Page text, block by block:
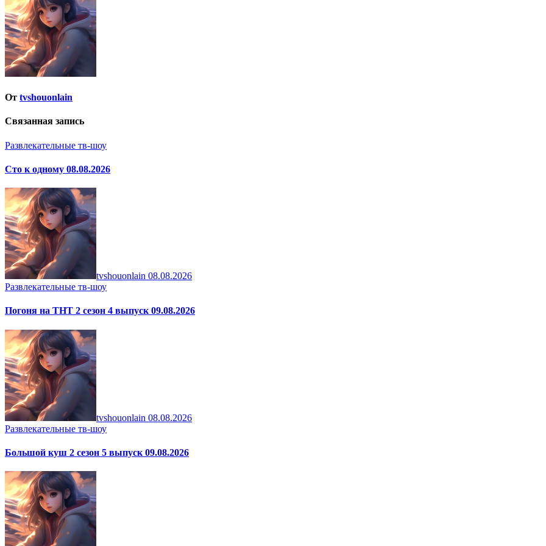
записям
От tvshouonlain
Связанная запись
Развлекательные тв-шоу
Сто к одному 08.08.2026
tvshouonlain 08.08.2026
Развлекательные тв-шоу
Погоня на ТНТ 2 сезон 4 выпуск 09.08.2026
tvshouonlain 08.08.2026
Развлекательные тв-шоу
Большой куш 2 сезон 5 выпуск 09.08.2026